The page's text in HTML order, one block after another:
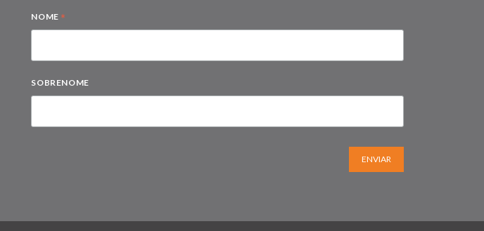
NOME *
SOBRENOME
ENVIAR